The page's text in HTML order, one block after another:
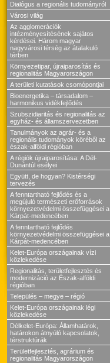
Dialógus a regionális tudományról
Városi világ
Az agglomerációk
intézményesítésének sajátos
kérdései. Három magyar
nagyvárosi térség az átalakuló
térben
Környezetipar, újraiparosítás és
regionalitás Magyarországon
A területi kutatások csomópontjai
Bioenergetika – társadalom –
harmonikus vidékfejlődés
Szubszidiaritás és regionalitás az
egyház- és államszervezetben
Tanulmányok az agrár- és a
regionális tudományok köréből az
észak-alföldi régióban
A régiók újraiparosítása: A Dél-
Dunántúl esélyei
Együtt, de hogyan? Kistérségi
tervezés
A fenntartható fejlődés és a
megújuló természeti erőforrások
környezetvédelmi összefüggései a
Kárpát-medencében
A fenntartható fejlődés
környezetvédelmi összefüggései a
Kárpát-medencében
Kelet-Európa országainak vízi
közlekedése
Regionalitás, területfejlesztés és
modernizáció az Észak-alföldi
régióban
Település – megye – régió
Kelet-Európa országainak légi
közlekedése
Délkelet-Európa: Államhatárok,
határokon átnyúló kapcsolatok,
térstruktúrák
Területfejlesztés, agrárium és
regionalitás Magyarországon